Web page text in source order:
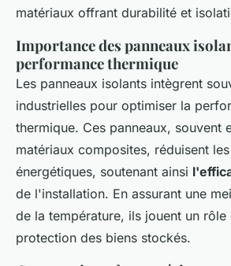
matériaux offrant durabilité et
Importance des panneaux
performance thermique
Les panneaux isolants intègrent
industrielles pour optimiser la
thermique. Ces panneaux, souvent
matériaux composites, réduisent
énergétiques, soutenant ainsi
de l'installation. En assurant une
de la température, ils jouent un rôle
protection des biens stockés.